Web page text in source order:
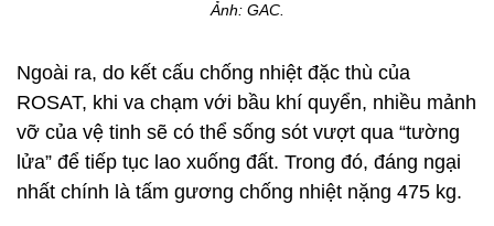
Ảnh: GAC.
Ngoài ra, do kết cấu chống nhiệt đặc thù của
ROSAT, khi va chạm với bầu khí quyển, nhiều mảnh
vỡ của vệ tinh sẽ có thể sống sót vượt qua “tường
lửa” để tiếp tục lao xuống đất. Trong đó, đáng ngại
nhất chính là tấm gương chống nhiệt nặng 475 kg.